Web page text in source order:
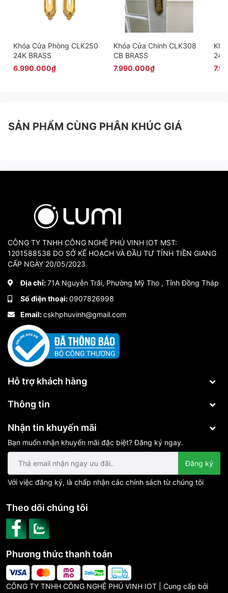
Khóa Cửa Phòng CLK250
24K BRASS
6.990.000₫
Khóa Cửa Chính CLK308
CB BRASS
7.990.000₫
SẢN PHẨM CÙNG PHÂN KHÚC GIÁ
CÔNG TY TNHH CÔNG NGHỆ PHÚ VINH IOT MST:
1201588538 DO SỞ KẾ HOẠCH VÀ ĐẦU TƯ TỈNH TIỀN GIANG
CẤP NGÀY 20/05/2023
Địa chỉ:71A Nguyễn Trãi, Phường Mỹ Tho , Tỉnh Đồng Tháp
Số điện thoại:0907826998
Email:cskhphuvinh@gmail.com
Hỗ trợ khách hàng
Thông tin
Nhận tin khuyến mãi
Bạn muốn nhận khuyến mãi đặc biệt? Đăng ký ngay.
Đăng ký
Với việc đăng ký, là chấp nhận các chính sách từ chúng tôi
CÔNG TY TNHH CÔNG NGHỆ PHÚ VINH IOT | Cung cấp bởi
Phương thức thanh toán
Theo dõi chúng tôi